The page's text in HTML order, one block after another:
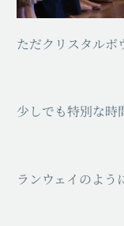
ただクリスタルボ
少しでも特別な時
ランウェイのよう